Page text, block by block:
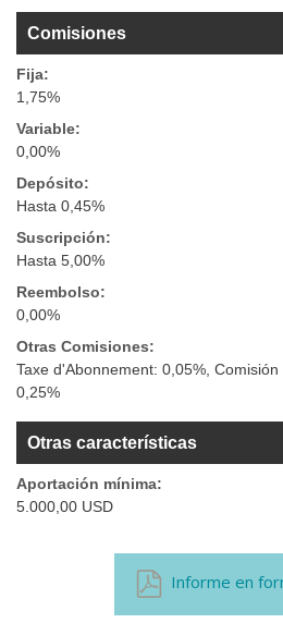
Comisiones
Fija:
1,75%
Variable:
0,00%
Depósito:
Hasta 0,45%
Suscripción:
Hasta 5,00%
Reembolso:
0,00%
Otras Comisiones:
Taxe d'Abonnement: 0,05%,
0,25%
Otras características
Aportación mínima:
5.000,00 USD
Informe en